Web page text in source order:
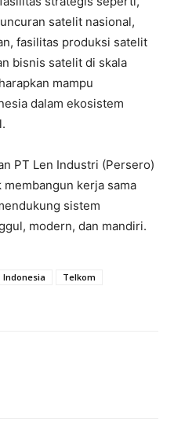
satelit nasional,
fasilitas produksi satelit
bisnis satelit di skala
mampu
dalam ekosistem
PT Len Industri (Persero)
kerja sama
sistem
modern, dan mandiri.
Indonesia
Telkom